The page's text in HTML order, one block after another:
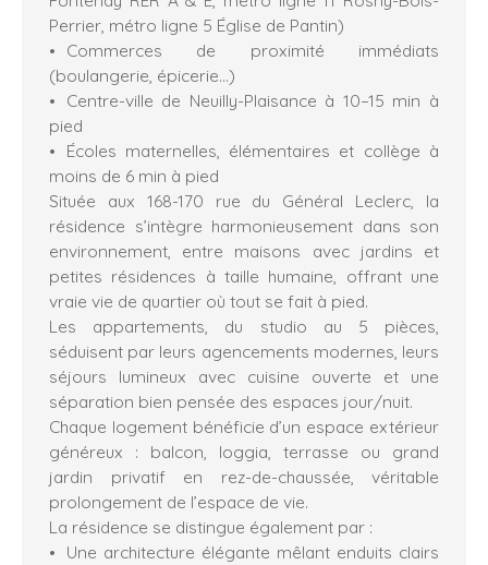
Perrier, métro ligne 5 Église de Pantin)
Commerces de proximité immédiats
(boulangerie, épicerie…)
Centre-ville de Neuilly-Plaisance à 10–15 min à
pied
Écoles maternelles, élémentaires et collège à
moins de 6 min à pied
Située aux 168-170 rue du Général Leclerc, la
résidence s’intègre harmonieusement dans son
environnement, entre maisons avec jardins et
petites résidences à taille humaine, offrant une
vraie vie de quartier où tout se fait à pied.
Les appartements, du studio au 5 pièces,
séduisent par leurs agencements modernes, leurs
séjours lumineux avec cuisine ouverte et une
séparation bien pensée des espaces jour/nuit.
Chaque logement bénéficie d’un espace extérieur
généreux : balcon, loggia, terrasse ou grand
jardin privatif en rez-de-chaussée, véritable
prolongement de l’espace de vie.
La résidence se distingue également par :
Une architecture élégante mêlant enduits clairs